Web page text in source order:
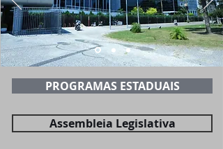
PROGRAMAS ESTADUAIS
Assembleia Legislativa